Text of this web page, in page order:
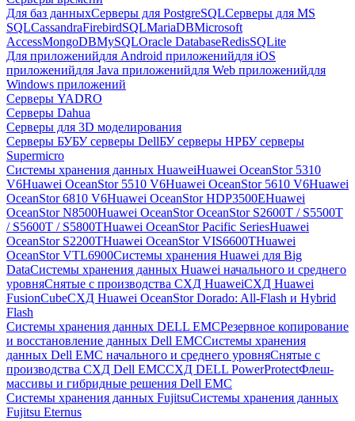
Для баз данныхСерверы для PostgreSQLСерверы для MS
SQLCassandraFirebirdSQLMariaDBMicrosoft
AccessMongoDBMySQLOracle DatabaseRedisSQLite
Для приложенийдля Android приложенийдля iOS
приложенийдля Java приложенийдля Web приложенийдля
Windows приложений
Серверы YADRO
Серверы Dahua
Серверы для 3D моделирования
Серверы БУБУ серверы DellБУ серверы HPБУ серверы
Supermicro
Системы хранения данных HuaweiHuawei OceanStor 5310
V6Huawei OceanStor 5510 V6Huawei OceanStor 5610 V6Huawei
OceanStor 6810 V6Huawei OceanStor HDP3500EHuawei
OceanStor N8500Huawei OceanStor OceanStor S2600T / S5500T
/ S5600T / S5800THuawei OceanStor Pacific SeriesHuawei
OceanStor S2200THuawei OceanStor VIS6600THuawei
OceanStor VTL6900Системы хранения Huawei для Big
DataСистемы хранения данных Huawei начального и среднего
уровняСнятые с производства СХД HuaweiСХД Huawei
FusionCubeСХД Huawei OceanStor Dorado: All-Flash и Hybrid
Flash
Системы хранения данных DELL EMCРезервное копирование
и восстановление данных Dell EMCСистемы хранения
данных Dell EMC начального и среднего уровняСнятые с
производства СХД Dell EMCСХД DELL PowerProtectФлеш-
массивы и гибридные решения Dell EMC
Системы хранения данных FujitsuСистемы хранения данных
Fujitsu Eternus